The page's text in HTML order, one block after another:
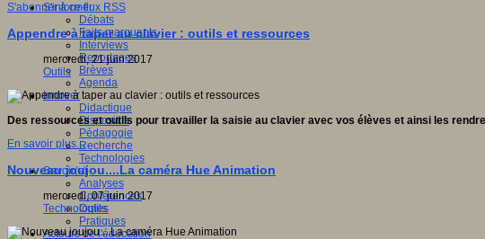
S'informer
Débats
Faits marquants
Interviews
Reportages
Brèves
Agenda
Innover
Didactique
Dispositifs
Pédagogie
Recherche
Technologies
Savoir(s)
Analyses
Conférences
Outils
Pratiques
Acteurs de l'éducation
S'abonner à ce flux RSS
Appendre à taper au clavier : outils et ressources
mercredi, 21 juin 2017
Outils
Des ressources et outils pour travailler la saisie au clavier avec vos élèves et ainsi les
En savoir plus...
Nouveau joujou....La caméra Hue Animation
mercredi, 07 juin 2017
Technologies